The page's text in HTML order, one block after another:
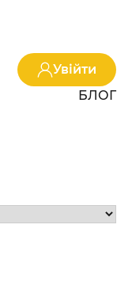
Увійти
БЛОГ